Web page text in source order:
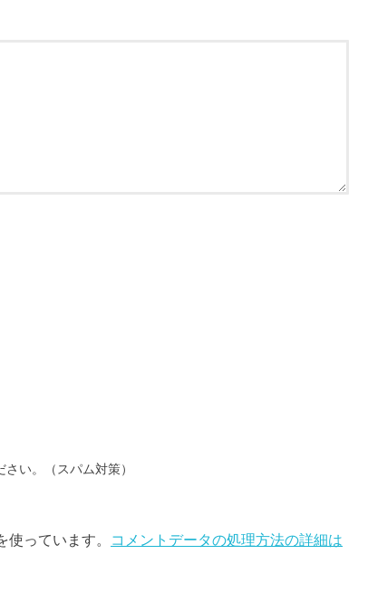
い。（スパム対策）
っています。
コメントデータの処理方法の詳細は